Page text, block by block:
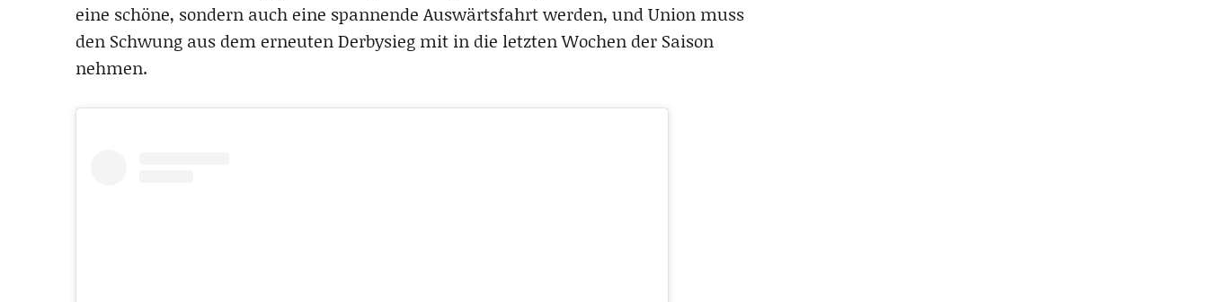
eine schöne, sondern auch eine spannende Auswärtsfahrt werden, und Union muss
den Schwung aus dem erneuten Derbysieg mit in die letzten Wochen der Saison
nehmen.